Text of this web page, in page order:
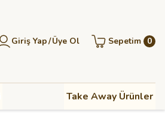
Giriş Yap/Üye Ol Sepetim 0
Take Away Ürünler